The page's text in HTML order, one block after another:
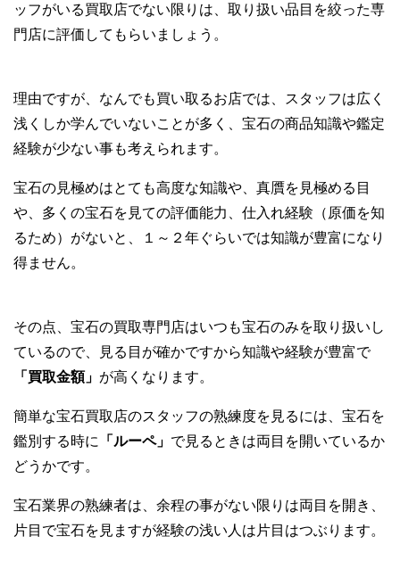
ッフがいる買取店でない限りは、取り扱い品目を絞った専
門店に評価してもらいましょう。
理由ですが、なんでも買い取るお店では、スタッフは広く
浅くしか学んでいないことが多く、宝石の商品知識や鑑定
経験が少ない事も考えられます。
宝石の見極めはとても高度な知識や、真贋を見極める目
や、多くの宝石を見ての評価能力、仕入れ経験（原価を知
るため）がないと、１～２年ぐらいでは知識が豊富になり
得ません。
その点、宝石の買取専門店はいつも宝石のみを取り扱いし
ているので、見る目が確かですから知識や経験が豊富で
「買取金額」 が高くなります。
簡単な宝石買取店のスタッフの熟練度を見るには、宝石を
鑑別する時に
「ルーペ」 で見るときは両目を開いているか
どうかです。
宝石業界の熟練者は、余程の事がない限りは両目を開き、
片目で宝石を見ますが経験の浅い人は片目はつぶります。